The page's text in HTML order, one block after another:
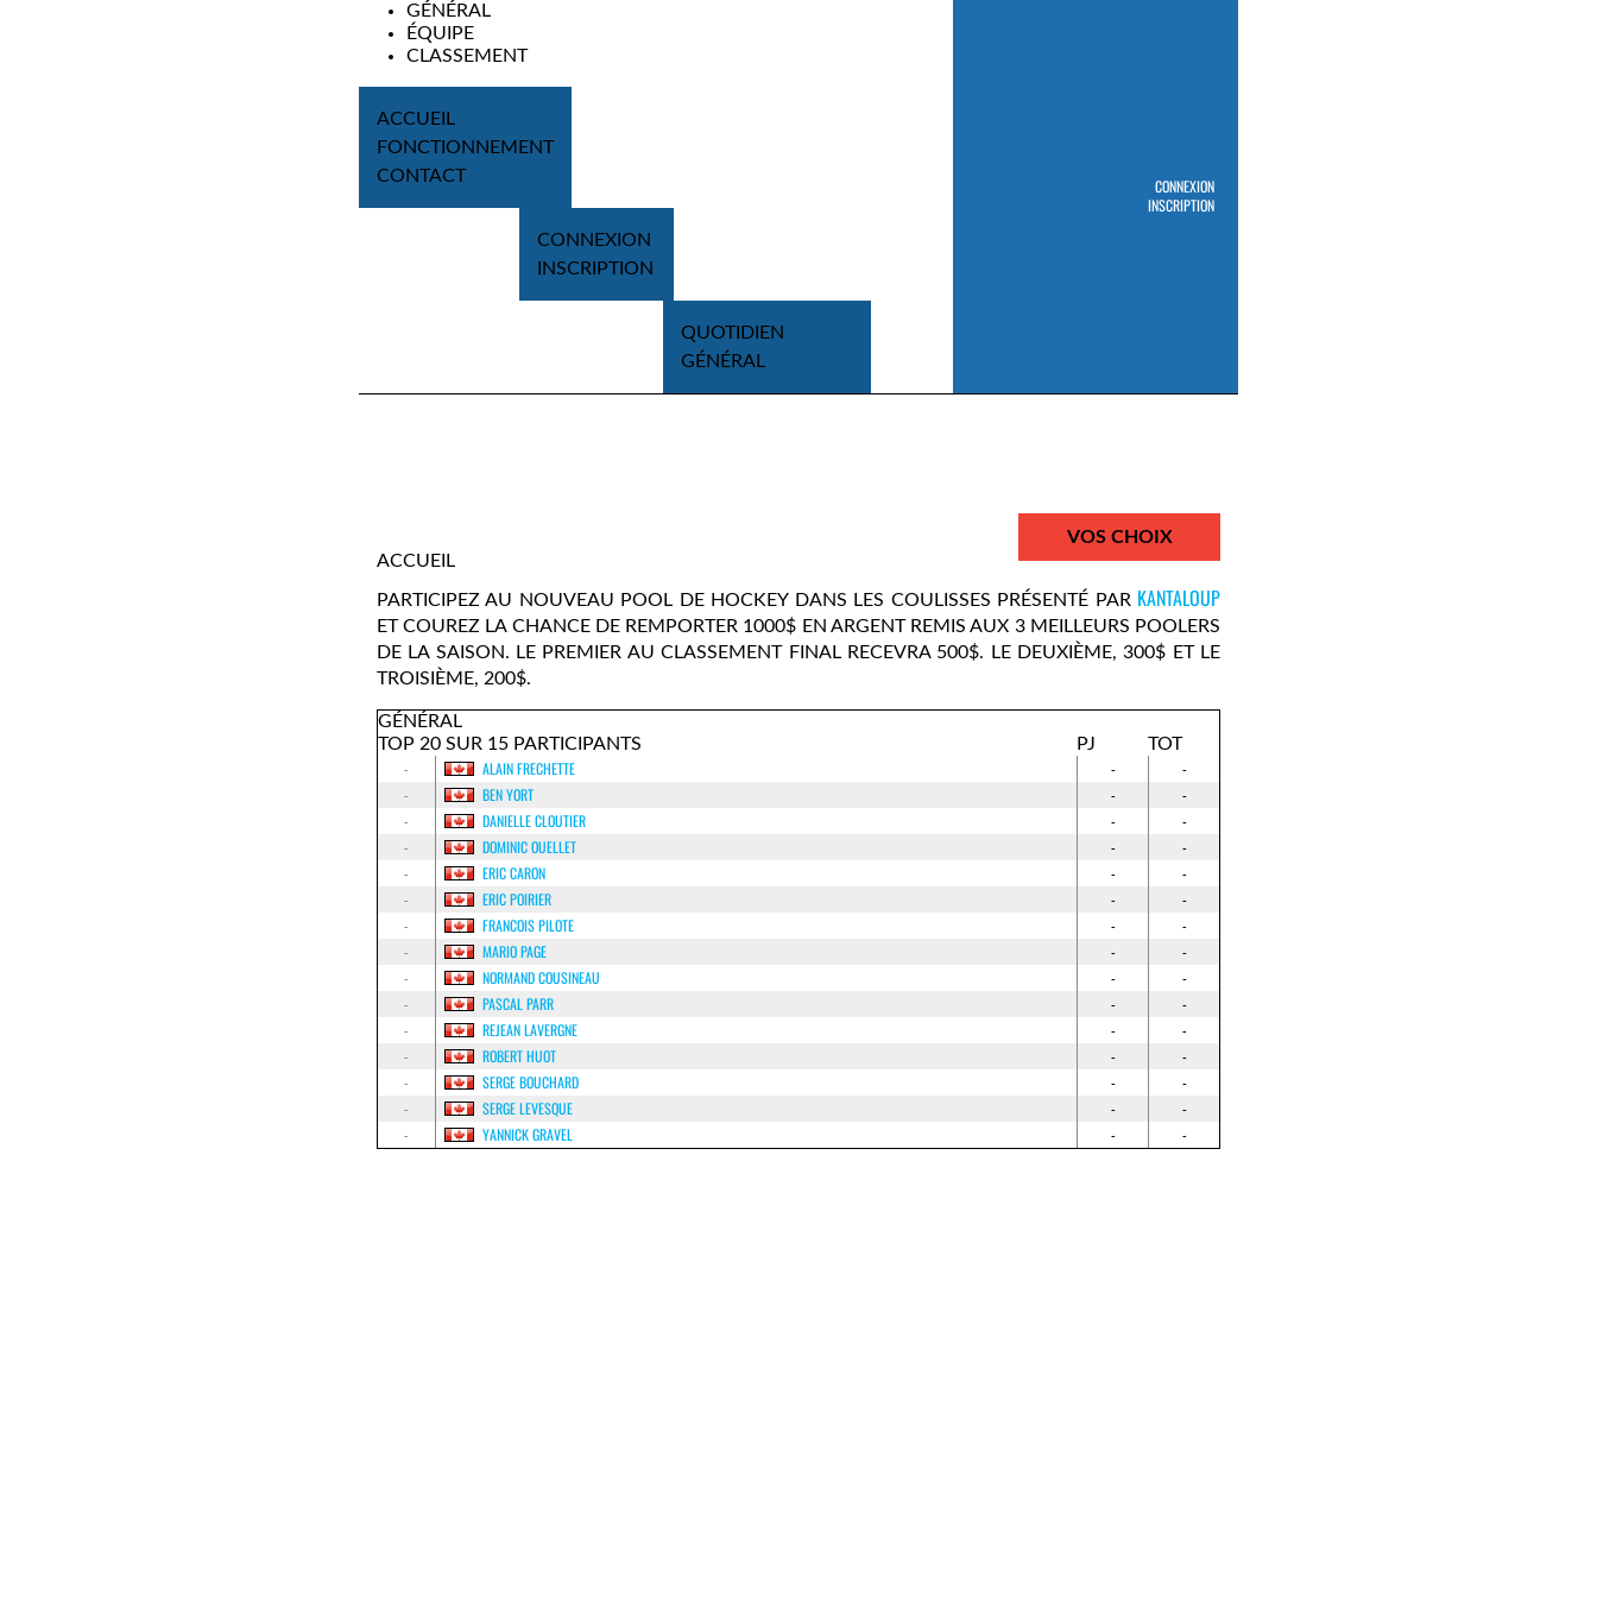
GÉNÉRAL
ÉQUIPE
CLASSEMENT
ACCUEIL
FONCTIONNEMENT
CONTACT
CONNEXION
INSCRIPTION
QUOTIDIEN
GÉNÉRAL
CONNEXION
INSCRIPTION
ACCUEIL
VOS CHOIX
PARTICIPEZ AU NOUVEAU POOL DE HOCKEY DANS LES COULISSES PRÉSENTÉ PAR KANTALOUP
ET COUREZ LA CHANCE DE REMPORTER 1000$ EN ARGENT REMIS AUX 3 MEILLEURS POOLERS
DE LA SAISON. LE PREMIER AU CLASSEMENT FINAL RECEVRA 500$. LE DEUXIÈME, 300$ ET LE
TROISIÈME, 200$.
GÉNÉRAL
TOP 20 SUR 15 PARTICIPANTS
PJ TOT
- ALAIN FRECHETTE -
-
-
BEN YORT -
-
-
DANIELLE CLOUTIER -
-
-
DOMINIC OUELLET -
-
-
ERIC CARON -
-
-
ERIC POIRIER -
-
-
FRANCOIS PILOTE -
-
-
MARIO PAGE -
-
-
NORMAND COUSINEAU -
-
-
PASCAL PARR -
-
-
REJEAN LAVERGNE -
-
-
ROBERT HUOT -
-
-
SERGE BOUCHARD -
-
-
SERGE LEVESQUE -
-
-
YANNICK GRAVEL - -